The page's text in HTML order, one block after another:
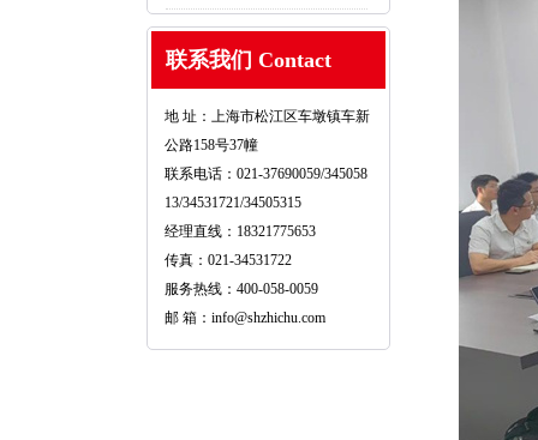
联系我们 Contact
地 址：上海市松江区车墩镇车新
公路158号37幢
联系电话：021-37690059/345058
13/34531721/34505315
经理直线：18321775653
传真：021-34531722
服务热线：400-058-0059
邮 箱：info@shzhichu.com